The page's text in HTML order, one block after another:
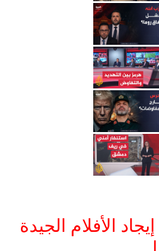
الأفلام الجيدة